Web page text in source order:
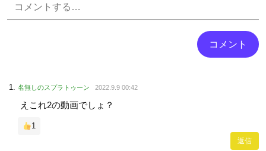
名無しのスプラトゥーン 2022.9.9 00:42
えこれ2の動画でしょ？
1
返信